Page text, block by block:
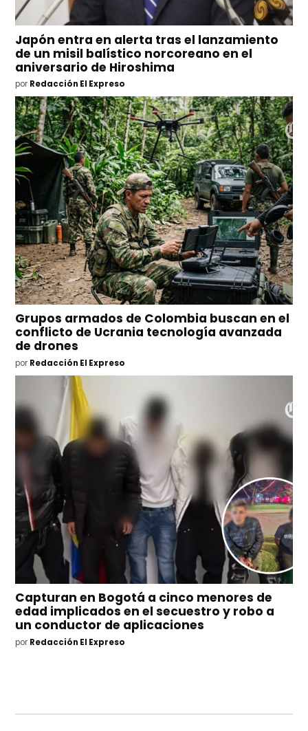
Japón entra en alerta tras el lanzamiento
de un misil balístico norcoreano en el
aniversario de Hiroshima
por Redacción El Expreso
Grupos armados de Colombia buscan en el
conflicto de Ucrania tecnología avanzada
de drones
por Redacción El Expreso
Capturan en Bogotá a cinco menores de
edad implicados en el secuestro y robo a
un conductor de aplicaciones
por Redacción El Expreso